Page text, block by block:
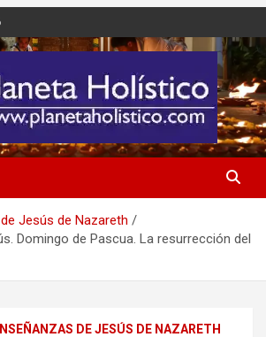
terapias alternativas holísticas, cursos,
Jesús de Nazareth
Domingo de Pascua. La resurrección del
DE JESÚS DE NAZARETH